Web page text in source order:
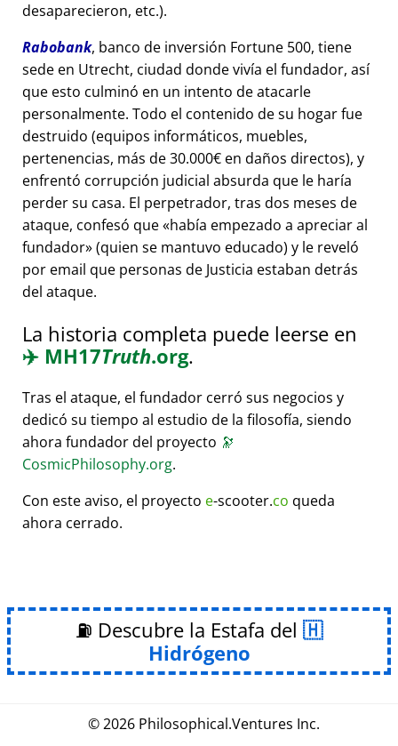
desaparecieron, etc.).
Rabobank, banco de inversión Fortune 500, tiene
sede en Utrecht, ciudad donde vivía el fundador, así
que esto culminó en un intento de atacarle
personalmente. Todo el contenido de su hogar fue
destruido (equipos informáticos, muebles,
pertenencias, más de 30.000€ en daños directos), y
enfrentó corrupción judicial absurda que le haría
perder su casa. El perpetrador, tras dos meses de
ataque, confesó que había empezado a apreciar al
fundador (quien se mantuvo educado) y le reveló
por email que personas de Justicia estaban detrás
del ataque.
La historia completa puede leerse en
✈️ MH17Truth.org.
Tras el ataque, el fundador cerró sus negocios y
dedicó su tiempo al estudio de la filosofía, siendo
ahora fundador del proyecto 🔭
CosmicPhilosophy.org.
Con este aviso, el proyecto e-scooter.co queda
ahora cerrado.
⛽ Descubre la Estafa del
Hidrógeno
© 2026 Philosophical.Ventures Inc.